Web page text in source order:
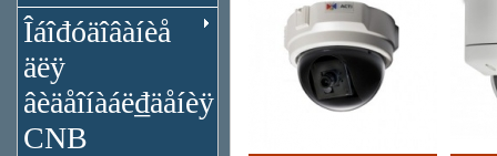
Îáîđóäîâàíèå
äëÿ
âèäåîíàáë₫äåíèÿ
CNB